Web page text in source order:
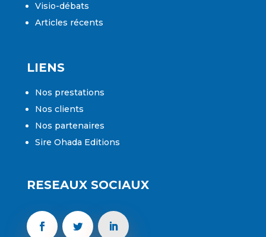
Visio-débats
Articles récents
LIENS
Nos prestations
Nos clients
Nos partenaires
Sire Ohada Editions
RESEAUX SOCIAUX